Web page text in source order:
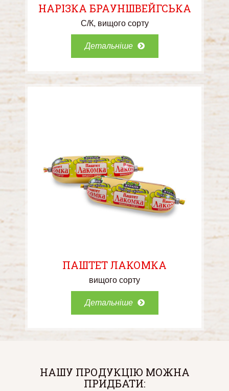
НАРІЗКА БРАУНШВЕЙГСЬКА
С/К вищого сорту
Детальніше
ПАШТЕТ ЛАКОМКА
вищого сорту
Детальніше
НАШУ ПРОДУКЦІЮ МОЖНА
ПРИДБАТИ: